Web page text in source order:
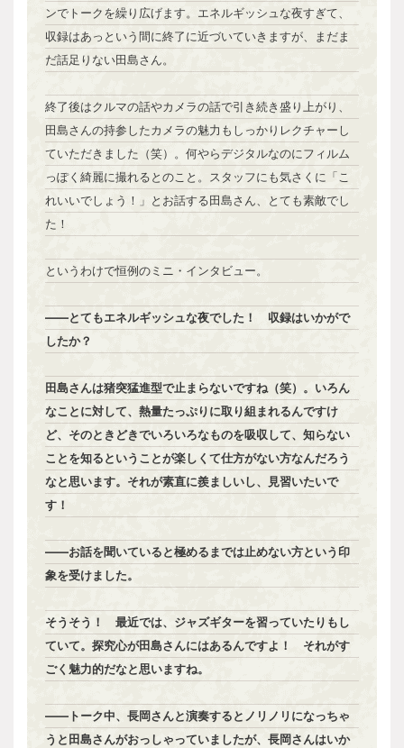
ンでトークを繰り広げます。エネルギッシュな夜すぎて、
収録はあっという間に終了に近づいていきますが、まだま
だ話足りない田島さん。
終了後はクルマの話やカメラの話で引き続き盛り上がり、
田島さんの持参したカメラの魅力もしっかりレクチャーし
ていただきました（笑）。何やらデジタルなのにフィルム
っぽく綺麗に撮れるとのこと。スタッフにも気さくに「こ
れいいでしょう！」とお話する田島さん、とても素敵でし
た！
というわけで恒例のミニ・インタビュー。
――とてもエネルギッシュな夜でした！ 収録はいかがで
したか？
田島さんは猪突猛進型で止まらないですね（笑）。いろん
なことに対して、熱量たっぷりに取り組まれるんですけ
ど、そのときどきでいろいろなものを吸収して、知らない
ことを知るということが楽しくて仕方がない方なんだろう
なと思います。それが素直に羨ましいし、見習いたいで
す！
――お話を聞いていると極めるまでは止めない方という印
象を受けました。
そうそう！ 最近では、ジャズギターを習っていたりもし
ていて。探究心が田島さんにはあるんですよ！ それがす
ごく魅力的だなと思いますね。
――トーク中、長岡さんと演奏するとノリノリになっちゃ
うと田島さんがおっしゃっていましたが、長岡さんはいか